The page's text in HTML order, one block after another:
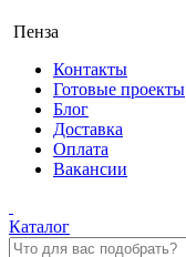
Пенза
Контакты
Готовые проекты
Блог
Доставка
Оплата
Вакансии
Каталог